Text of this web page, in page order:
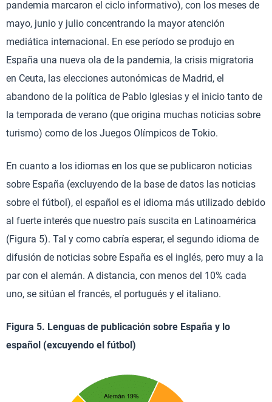
pandemia marcaron el ciclo informativo), con los meses de
mayo, junio y julio concentrando la mayor atención
mediática internacional. En ese período se produjo en
España una nueva ola de la pandemia, la crisis migratoria
en Ceuta, las elecciones autonómicas de Madrid, el
abandono de la política de Pablo Iglesias y el inicio tanto de
la temporada de verano (que origina muchas noticias sobre
turismo) como de los Juegos Olímpicos de Tokio.
En cuanto a los idiomas en los que se publicaron noticias
sobre España (excluyendo de la base de datos las noticias
sobre el fútbol), el español es el idioma más utilizado debido
al fuerte interés que nuestro país suscita en Latinoamérica
(Figura 5). Tal y como cabría esperar, el segundo idioma de
difusión de noticias sobre España es el inglés, pero muy a la
par con el alemán. A distancia, con menos del 10% cada
uno, se sitúan el francés, el portugués y el italiano.
Figura 5. Lenguas de publicación sobre España y lo
español (excuyendo el fútbol)